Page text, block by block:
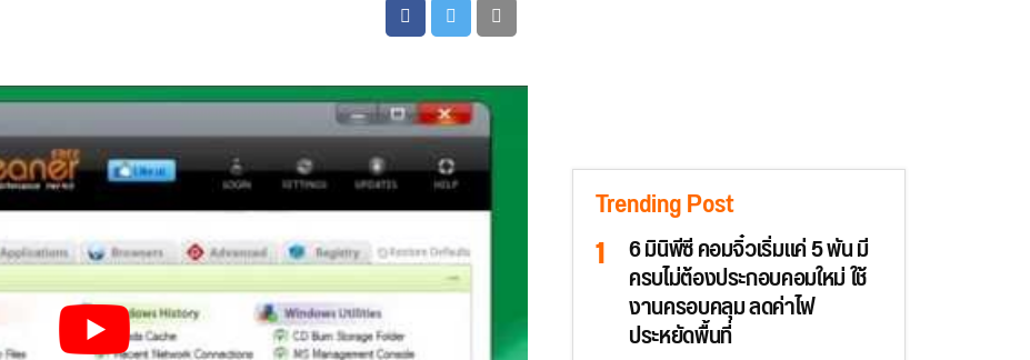
Trending Post
6 มินิพีซี คอมจิ๋วเริ่มแค่ 5 พัน มี
ครบไม่ต้องประกอบคอมใหม่ ใช้
งานครอบคลุม ลดค่าไฟ
ประหยัดพื้นที่